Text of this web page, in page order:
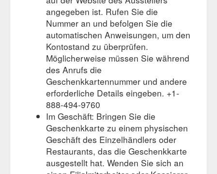
angegeben ist. Rufen Sie die
Nummer an und befolgen Sie die
automatischen Anweisungen, um den
Kontostand zu überprüfen.
Möglicherweise müssen Sie während
des Anrufs die
Geschenkkartennummer und andere
erforderliche Details eingeben. +1-
888-494-9760
Im Geschäft: Bringen Sie die
Geschenkkarte zu einem physischen
Geschäft des Einzelhändlers oder
Restaurants, das die Geschenkkarte
ausgestellt hat. Wenden Sie sich an